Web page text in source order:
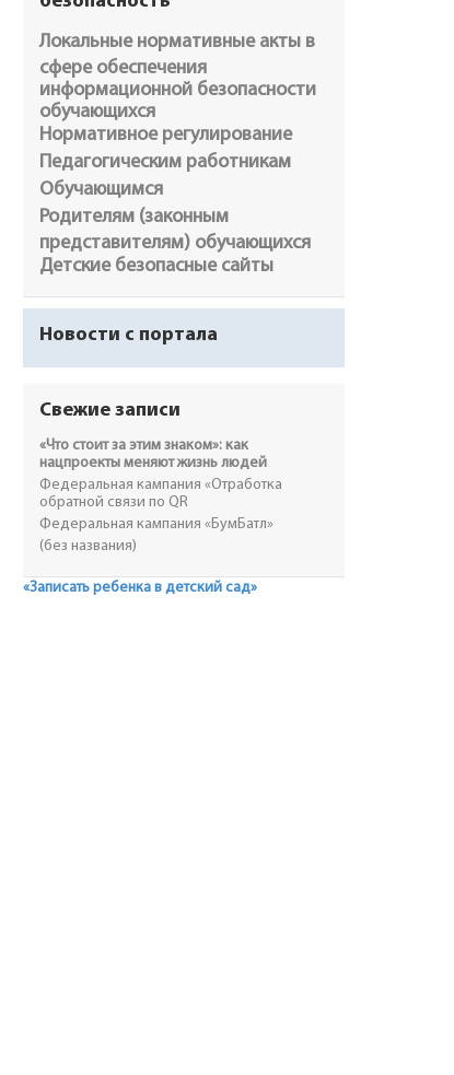
Локальные нормативные акты в
сфере обеспечения
информационной безопасности
обучающихся
Нормативное регулирование
Педагогическим работникам
Обучающимся
Родителям (законным
представителям) обучающихся
Детские безопасные сайты
Новости с портала
Свежие записи
«Что стоит за этим знаком»: как
нацпроекты меняют жизнь людей
Федеральная кампания «Отработка
обратной связи по QR
Федеральная кампания «БумБатл»
(без названия)
«Записать ребенка в детский сад»